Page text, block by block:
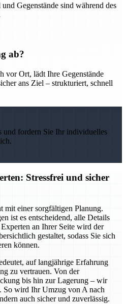
Gegenstände sind während des
ab?
vor Ort, lädt Ihre Gegenstände
ans Ziel – strukturiert, schnell
und fordern Sie Ihr individuelles
Stressfrei und sicher
mit einer sorgfältigen Planung.
ist es entscheidend, alle Details
an Ihrer Seite wird der
gestaltet, sodass Sie sich
können.
auf langjährige Erfahrung
zu vertrauen. Von der
bis hin zur Lagerung – wir
So wird Ihr Umzug von A nach
auch sicher und zuverlässig.